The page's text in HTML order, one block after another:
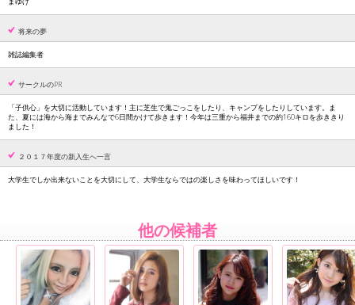
将来の夢
雑誌編集者
サークルのPR
「子供心」を大切に活動しています！主に芝生で鬼ごっこをしたり、キャンプをしたりしています。ま
た、夏には海から海までみんなで6日間かけて歩きます！今年は三重から福井までの約160キロを歩ききり
ました！
２０１７年度の新入生へ一言
大学生でしか出来ないことを大切にして、大学生ならではの楽しさを味わってほしいです！
他の候補者